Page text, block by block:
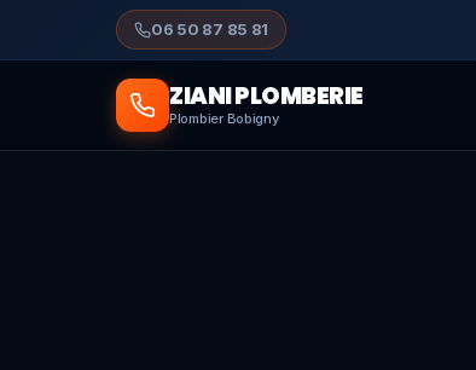
06 50 87 85 81
ZIANI PLOMBERIE
Plombier Bobigny